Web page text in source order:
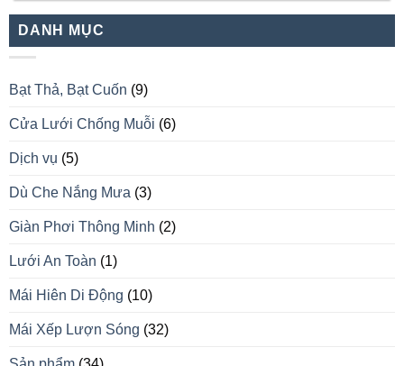
DANH MỤC
Bạt Thả, Bạt Cuốn (9)
Cửa Lưới Chống Muỗi (6)
Dịch vụ (5)
Dù Che Nắng Mưa (3)
Giàn Phơi Thông Minh (2)
Lưới An Toàn (1)
Mái Hiên Di Động (10)
Mái Xếp Lượn Sóng (32)